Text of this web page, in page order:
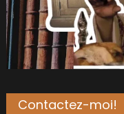
Contactez-moi!